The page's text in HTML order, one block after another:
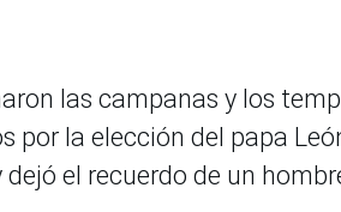
las campanas y los
por la elección del papa
el recuerdo de un